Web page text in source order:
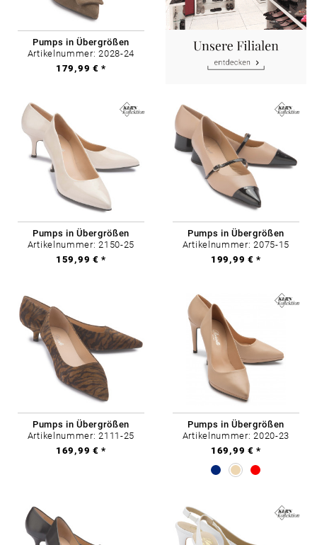
Pumps in Übergrößen
Artikelnummer: 2028-24
179,99 € *
Pumps in Übergrößen
Artikelnummer: 2150-25
159,99 € *
Pumps in Übergrößen
Artikelnummer: 2075-15
199,99 € *
Pumps in Übergrößen
Artikelnummer: 2111-25
169,99 € *
Pumps in Übergrößen
Artikelnummer: 2020-23
169,99 € *